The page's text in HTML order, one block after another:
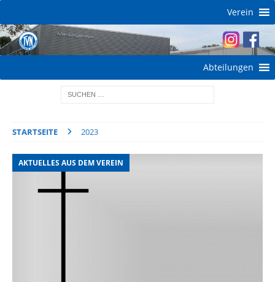
Verein
Abteilungen
STARTSEITE 2023
AKTUELLES AUS DEM VEREIN